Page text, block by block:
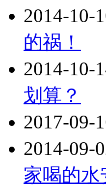
2014-10-
的祸！
2014-10-
划算？
2017-09-
2014-09-
家喝的